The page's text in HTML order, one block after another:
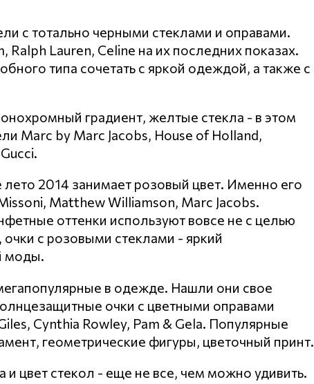
с тотально черными стеклами и оправами.
Lauren, Celine на их последних показах.
типа сочетать с яркой одеждой, а также с
градиент, желтые стекла - в этом
Marc by Marc Jacobs, House of Holland,
2014 занимает розовый цвет. Именно его
Matthew Williamson, Marc Jacobs.
оттенки используют вовсе не с целью
с розовыми стеклами - яркий
моды.
в одежде. Нашли они свое
очки с цветными оправами
Cynthia Rowley, Pam & Gela. Популярные
геометрические фигуры, цветочный принт.
цвет стекол - еще не все, чем можно удивить.